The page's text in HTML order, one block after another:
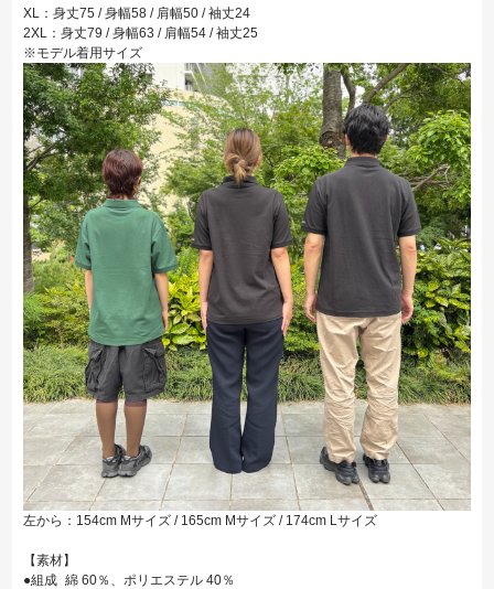
XL：身丈75 / 身幅58 / 肩幅50 / 袖丈24
2XL：身丈79 / 身幅63 / 肩幅54 / 袖丈25
※モデル着用サイズ
左から：154cm Mサイズ / 165cm Mサイズ / 174cm Lサイズ
【素材】
●組成 綿 60％、ポリエステル 40％